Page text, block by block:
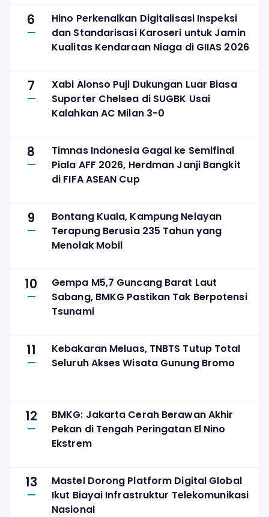
6
Hino Perkenalkan Digitalisasi Inspeksi
dan Standarisasi Karoseri untuk Jamin
Kualitas Kendaraan Niaga di GIIAS 2026
7
Xabi Alonso Puji Dukungan Luar Biasa
Suporter Chelsea di SUGBK Usai
Kalahkan AC Milan 3-0
8
Timnas Indonesia Gagal ke Semifinal
Piala AFF 2026, Herdman Janji Bangkit
di FIFA ASEAN Cup
9
Bontang Kuala, Kampung Nelayan
Terapung Berusia 235 Tahun yang
Menolak Mobil
10
Gempa M5,7 Guncang Barat Laut
Sabang, BMKG Pastikan Tak Berpotensi
Tsunami
11
Kebakaran Meluas, TNBTS Tutup Total
Seluruh Akses Wisata Gunung Bromo
12
BMKG: Jakarta Cerah Berawan Akhir
Pekan di Tengah Peringatan El Nino
Ekstrem
13
Mastel Dorong Platform Digital Global
Ikut Biayai Infrastruktur Telekomunikasi
Nasional